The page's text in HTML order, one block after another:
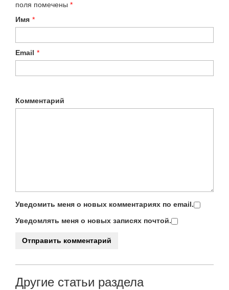
поля помечены *
Имя *
Email *
Комментарий
Уведомить меня о новых комментариях по email.
Уведомлять меня о новых записях почтой.
Другие статьи раздела